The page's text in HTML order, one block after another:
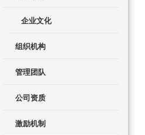
企业文化
组织机构
管理团队
公司资质
激励机制